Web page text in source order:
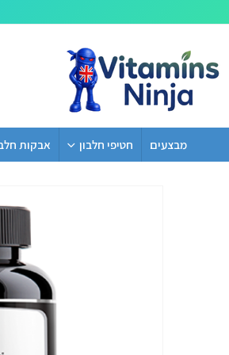
מבצעים חטיפי חלבון אבקות